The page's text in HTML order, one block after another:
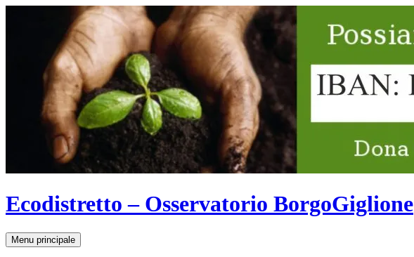
Ecodistretto – Osservatorio BorgoGiglione
Cerca
Menu principale